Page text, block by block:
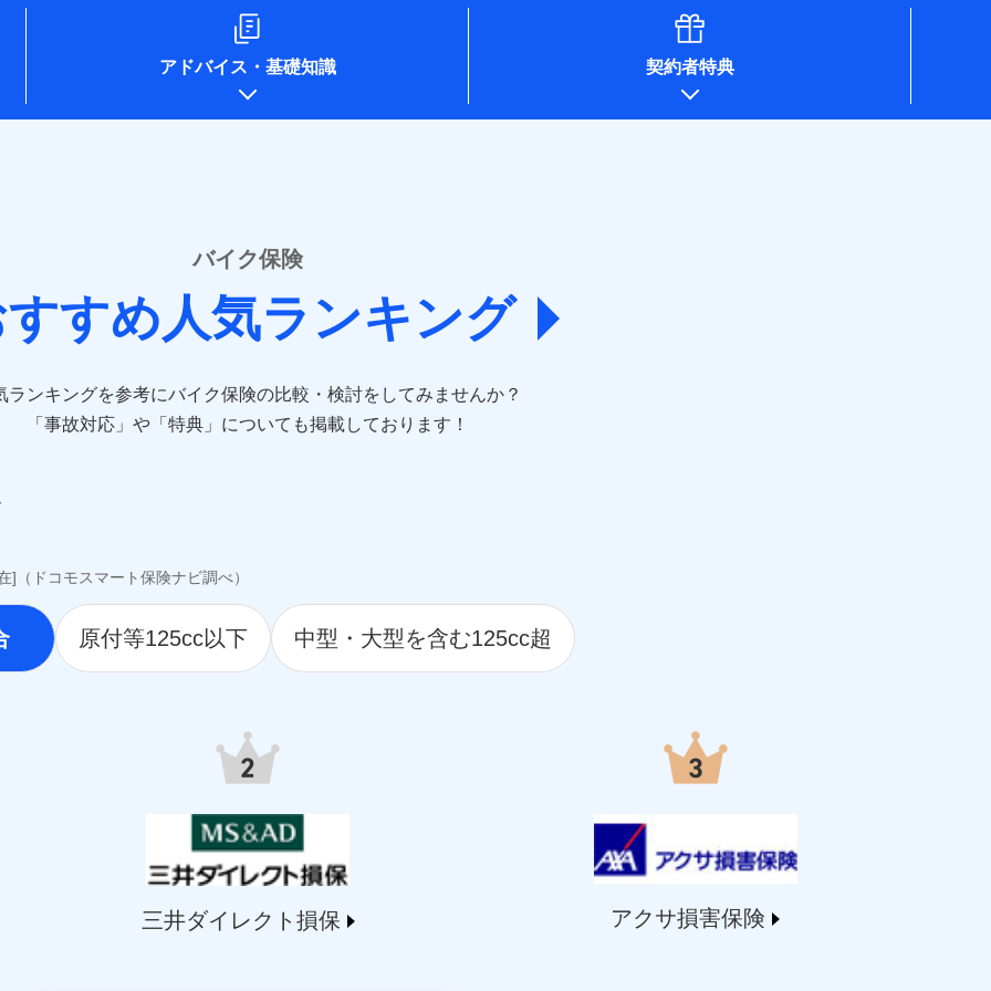
sompo.co.jp/)
design.net/)
)
ins.com/)
direct.co.jp/)
）
life.co.jp/）
）
）
www.tmn-anshin.co.jp/）
）
）
www.msa-life.co.jp/）
)
）
)
)
アドバイス ・ 基礎知識 契約者特典
バイク保険
すすめ人気ランキング
ランキングを参考にバイク保険の比較・検討をしてみませんか？
「事故対応」や「特典」についても掲載しております！
（ドコモスマート保険ナビ調べ）
原付等125cc以下 中型・大型を含む125cc超
三井ダイレクト損保 アクサ損害保険